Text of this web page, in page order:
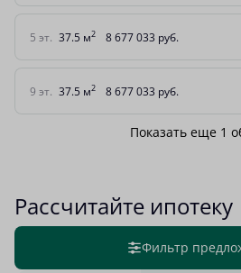
5 эт. 37.5 м2 8 677 033 руб.
9 эт. 37.5 м2 8 677 033 руб.
Показать еще 1
Рассчитайте ипотеку
Фильтр